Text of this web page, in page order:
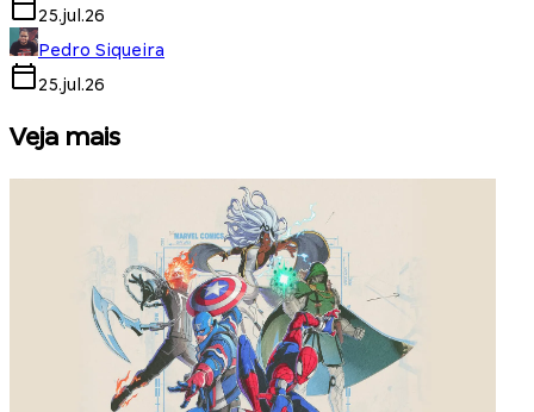
25.jul.26
Pedro Siqueira
25.jul.26
Veja mais